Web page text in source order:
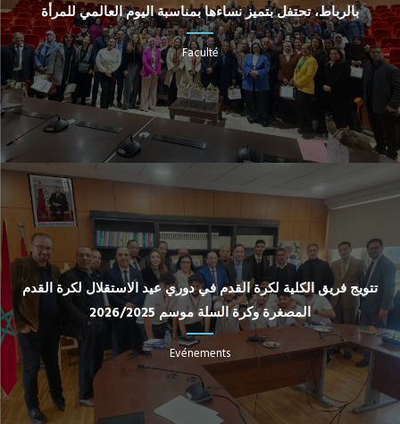
بالرباط، تحتفل بتميز نساءها بمناسبة اليوم العالمي للمرأة
Faculté
تتويج فريق الكلية لكرة القدم في دوري عيد الاستقلال لكرة القدم
المصغرة وكرة السلة موسم 2026/2025
Evénements